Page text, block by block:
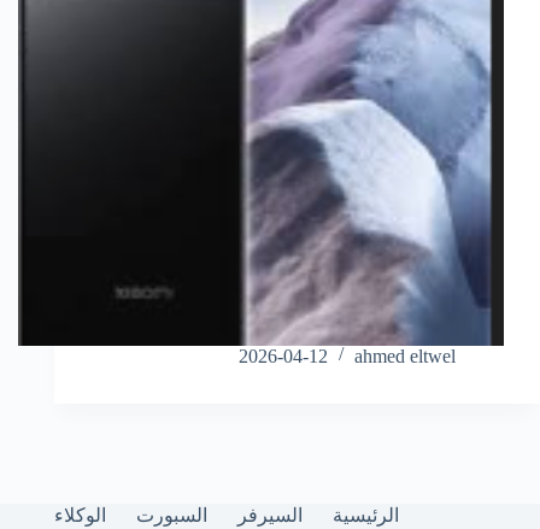
ahmed eltwel
2026-04-12
الرئيسية السيرفر السبورت الوكلاء